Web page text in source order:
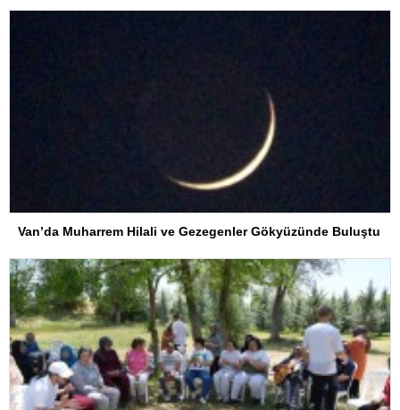
Van’da Muharrem Hilali ve Gezegenler Gökyüzünde Buluştu